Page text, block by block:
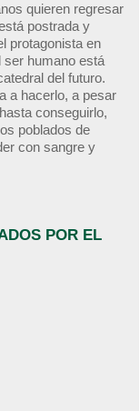
quieren regresar
postrada y
protagonista en
ser humano está
del futuro.
a hacerlo, a pesar
conseguirlo,
poblados de
con sangre y
POR EL